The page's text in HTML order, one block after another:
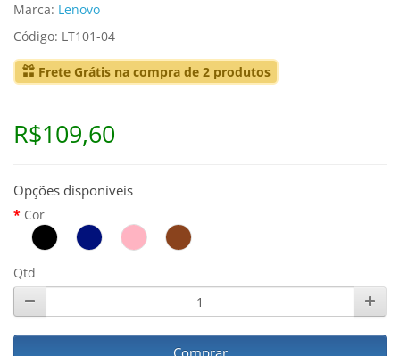
Marca: Lenovo
Código: LT101-04
Frete Grátis na compra de 2 produtos
R$109,60
Opções disponíveis
Cor
Qtd